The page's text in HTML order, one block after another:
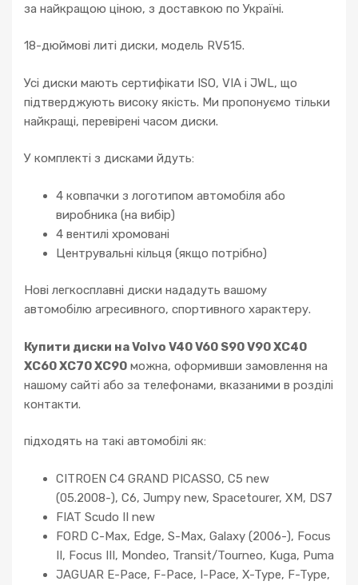
за найкращою ціною, з доставкою по Україні.
18-дюймові литі диски, модель RV515.
Усі диски мають сертифікати ISO, VIA і JWL, що
підтверджують високу якість. Ми пропонуємо тільки
найкращі, перевірені часом диски.
У комплекті з дисками йдуть:
4 ковпачки з логотипом автомобіля або
виробника (на вибір)
4 вентилі хромовані
Центрувальні кільця (якщо потрібно)
Нові легкосплавні диски нададуть вашому
автомобілю агресивного, спортивного характеру.
Купити диски на Volvo V40 V60 S90 V90 XC40
XC60 XC70 XC90 можна, оформивши замовлення на
нашому сайті або за телефонами, вказаними в розділі
контакти.
підходять на такі автомобілі як:
CITROEN C4 GRAND PICASSO, C5 new
(05.2008-), C6, Jumpy new, Spacetourer, XM, DS7
FIAT Scudo II new
FORD C-Max, Edge, S-Max, Galaxy (2006-), Focus
II, Focus III, Mondeo, Transit/Tourneo, Kuga, Puma
JAGUAR E-Pace, F-Pace, I-Pace, X-Type, F-Type,